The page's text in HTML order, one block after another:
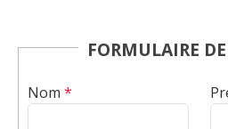
FORMULAIRE
Nom *